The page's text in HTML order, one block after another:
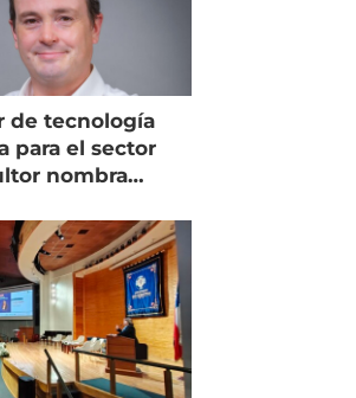
de tecnología
para el sector
nombra